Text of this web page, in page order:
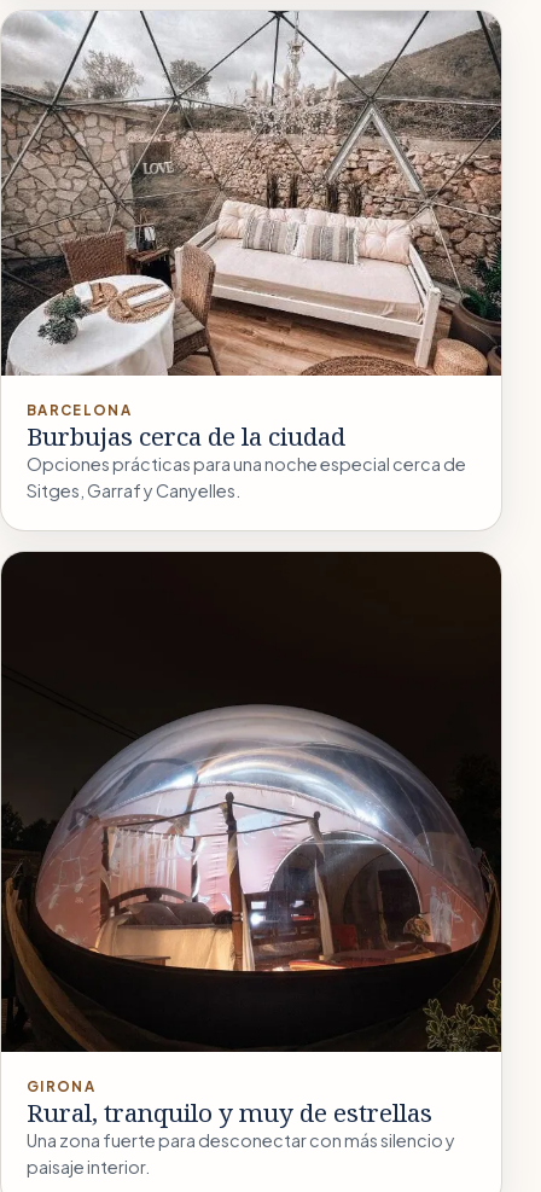
BARCELONA
Burbujas cerca de la ciudad
Opciones prácticas para una noche especial cerca de
Sitges, Garraf y Canyelles.
GIRONA
Rural, tranquilo y muy de estrellas
Una zona fuerte para desconectar con más silencio y
paisaje interior.